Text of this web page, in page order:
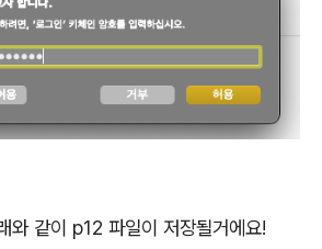
와 같이 p12 파일이 저장될거에요!